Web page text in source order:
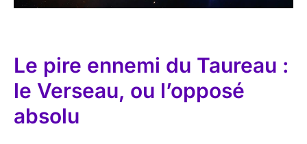
Le pire ennemi du Taureau :
le Verseau, ou l’opposé
absolu